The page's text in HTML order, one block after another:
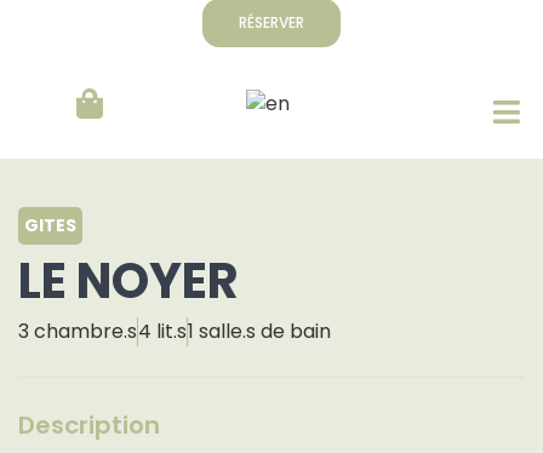
RÉSERVER
GITES
LE NOYER
3 chambre.s4 lit.s1 salle.s de bain
Description